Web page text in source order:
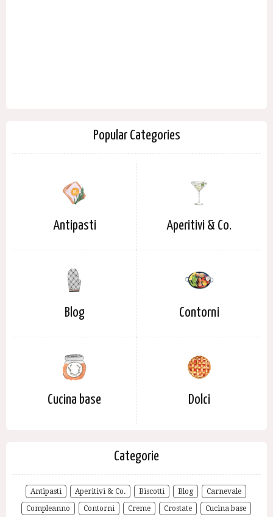
Popular Categories
Antipasti Aperitivi & Co.
Blog Contorni
Cucina base Dolci
Categorie
Antipasti Aperitivi & Co. Biscotti Blog
Carnevale
Compleanno
Contorni Creme Crostate Cucina base